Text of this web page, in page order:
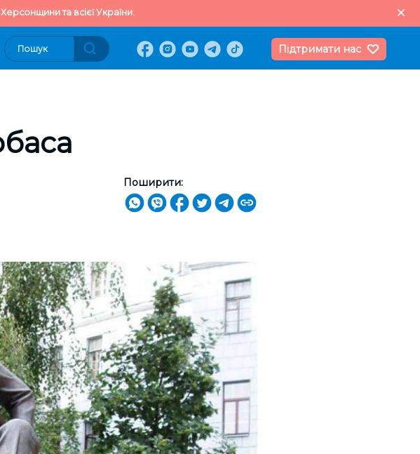
та всієї України.
Підтримати нас
Поширити: